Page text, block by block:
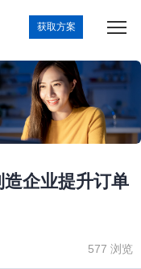
获取方案
企业提升订单
577 浏览